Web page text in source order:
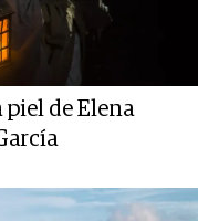
piel de Elena